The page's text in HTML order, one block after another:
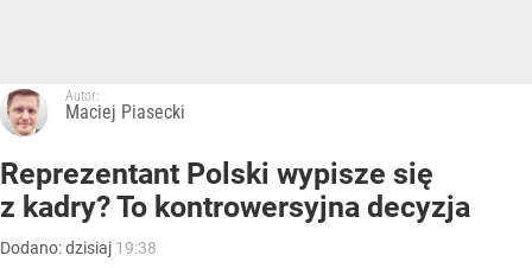
Autor:
Maciej Piasecki
Reprezentant Polski wypisze się
z kadry? To kontrowersyjna decyzja
Dodano:dzisiaj 19:38